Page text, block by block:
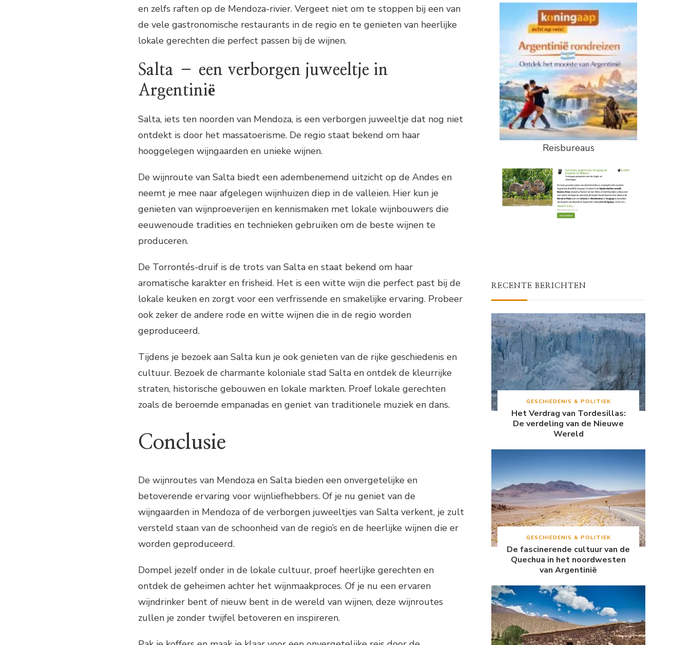
en zelfs raften op de Mendoza-rivier. Vergeet niet om te stoppen bij een van
de vele gastronomische restaurants in de regio en te genieten van heerlijke
lokale gerechten die perfect passen bij de wijnen.
Salta – een verborgen juweeltje in
Argentinië
Salta, iets ten noorden van Mendoza, is een verborgen juweeltje dat nog niet
ontdekt is door het massatoerisme. De regio staat bekend om haar
hooggelegen wijngaarden en unieke wijnen.
De wijnroute van Salta biedt een adembenemend uitzicht op de Andes en
neemt je mee naar afgelegen wijnhuizen diep in de valleien. Hier kun je
genieten van wijnproeverijen en kennismaken met lokale wijnbouwers die
eeuwenoude tradities en technieken gebruiken om de beste wijnen te
produceren.
De Torrontés-druif is de trots van Salta en staat bekend om haar
aromatische karakter en frisheid. Het is een witte wijn die perfect past bij de
lokale keuken en zorgt voor een verfrissende en smakelijke ervaring. Probeer
ook zeker de andere rode en witte wijnen die in de regio worden
geproduceerd.
Tijdens je bezoek aan Salta kun je ook genieten van de rijke geschiedenis en
cultuur. Bezoek de charmante koloniale stad Salta en ontdek de kleurrijke
straten, historische gebouwen en lokale markten. Proef lokale gerechten
zoals de beroemde empanadas en geniet van traditionele muziek en dans.
Conclusie
De wijnroutes van Mendoza en Salta bieden een onvergetelijke en
betoverende ervaring voor wijnliefhebbers. Of je nu geniet van de
wijngaarden in Mendoza of de verborgen juweeltjes van Salta verkent, je zult
versteld staan van de schoonheid van de regio’s en de heerlijke wijnen die er
worden geproduceerd.
Dompel jezelf onder in de lokale cultuur, proef heerlijke gerechten en
ontdek de geheimen achter het wijnmaakproces. Of je nu een ervaren
wijndrinker bent of nieuw bent in de wereld van wijnen, deze wijnroutes
zullen je zonder twijfel betoveren en inspireren.
Reisbureaus
RECENTE BERICHTEN
GESCHIEDENIS & POLITIEK
Het Verdrag van Tordesillas:
De verdeling van de Nieuwe
Wereld
GESCHIEDENIS & POLITIEK
De fascinerende cultuur van de
Quechua in het noordwesten
van Argentinië